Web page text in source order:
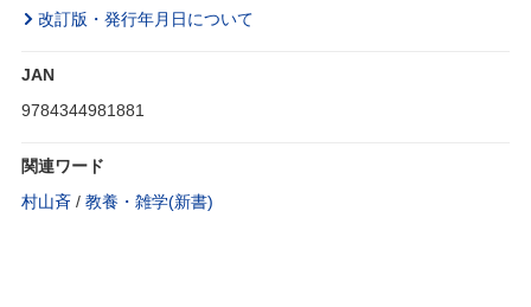
改訂版・発行年月日について
JAN
9784344981881
関連ワード
村山斉 / 教養・雑学(新書)